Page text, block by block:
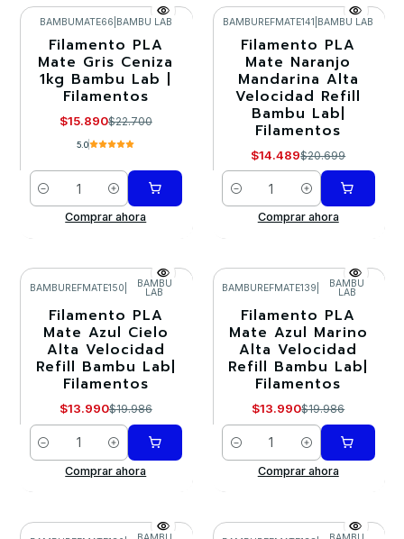
-30%
BAMBUMATE66 BAMBU LAB
Filamento PLA
Mate Gris Ceniza
1kg Bambu Lab |
Filamentos
$15.890$22.700
5.0
Cantidad
Comprar ahora
-30%
BAMBUREFMATE141 BAMBU LAB
Filamento PLA
Mate Naranjo
Mandarina Alta
Velocidad Refill
Bambu Lab|
Filamentos
$14.489$20.699
Cantidad
Comprar ahora
-30%
BAMBUREFMATE150 BAMBU
LAB
Filamento PLA
Mate Azul Cielo
Alta Velocidad
Refill Bambu Lab|
Filamentos
$13.990$19.986
Cantidad
Comprar ahora
-30%
BAMBUREFMATE139 BAMBU
LAB
Filamento PLA
Mate Azul Marino
Alta Velocidad
Refill Bambu Lab|
Filamentos
$13.990$19.986
Cantidad
Comprar ahora